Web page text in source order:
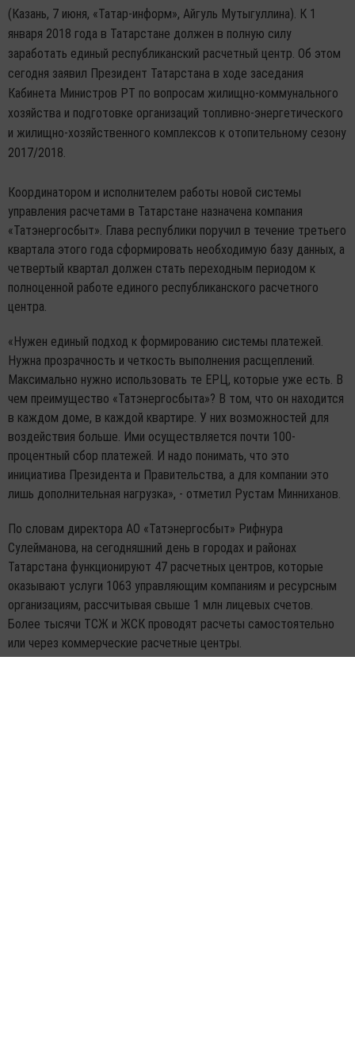
(Казань, 7 июня, «Татар-информ», Айгуль Мутыгуллина). К 1
января 2018 года в Татарстане должен в полную силу
заработать единый республиканский расчетный центр. Об этом
сегодня заявил Президент Татарстана в ходе заседания
Кабинета Министров РТ по вопросам жилищно-коммунального
хозяйства и подготовке организаций топливно-энергетического
и жилищно-хозяйственного комплексов к отопительному сезону
2017/2018.
Координатором и исполнителем работы новой системы
управления расчетами в Татарстане назначена компания
«Татэнергосбыт». Глава республики поручил в течение третьего
квартала этого года сформировать необходимую базу данных, а
четвертый квартал должен стать переходным периодом к
полноценной работе единого республиканского расчетного
центра.
«Нужен единый подход к формированию системы платежей.
Нужна прозрачность и четкость выполнения расщеплений.
Максимально нужно использовать те ЕРЦ, которые уже есть. В
чем преимущество «Татэнергосбыта»? В том, что он находится
в каждом доме, в каждой квартире. У них возможностей для
воздействия больше. Ими осуществляется почти 100-
процентный сбор платежей. И надо понимать, что это
инициатива Президента и Правительства, а для компании это
лишь дополнительная нагрузка», - отметил Рустам Минниханов.
По словам директора АО «Татэнергосбыт» Рифнура
Сулейманова, на сегодняшний день в городах и районах
Татарстана функционируют 47 расчетных центров, которые
оказывают услуги 1063 управляющим компаниям и ресурсным
организациям, рассчитывая свыше 1 млн лицевых счетов.
Более тысячи ТСЖ и ЖСК проводят расчеты самостоятельно
или через коммерческие расчетные центры.